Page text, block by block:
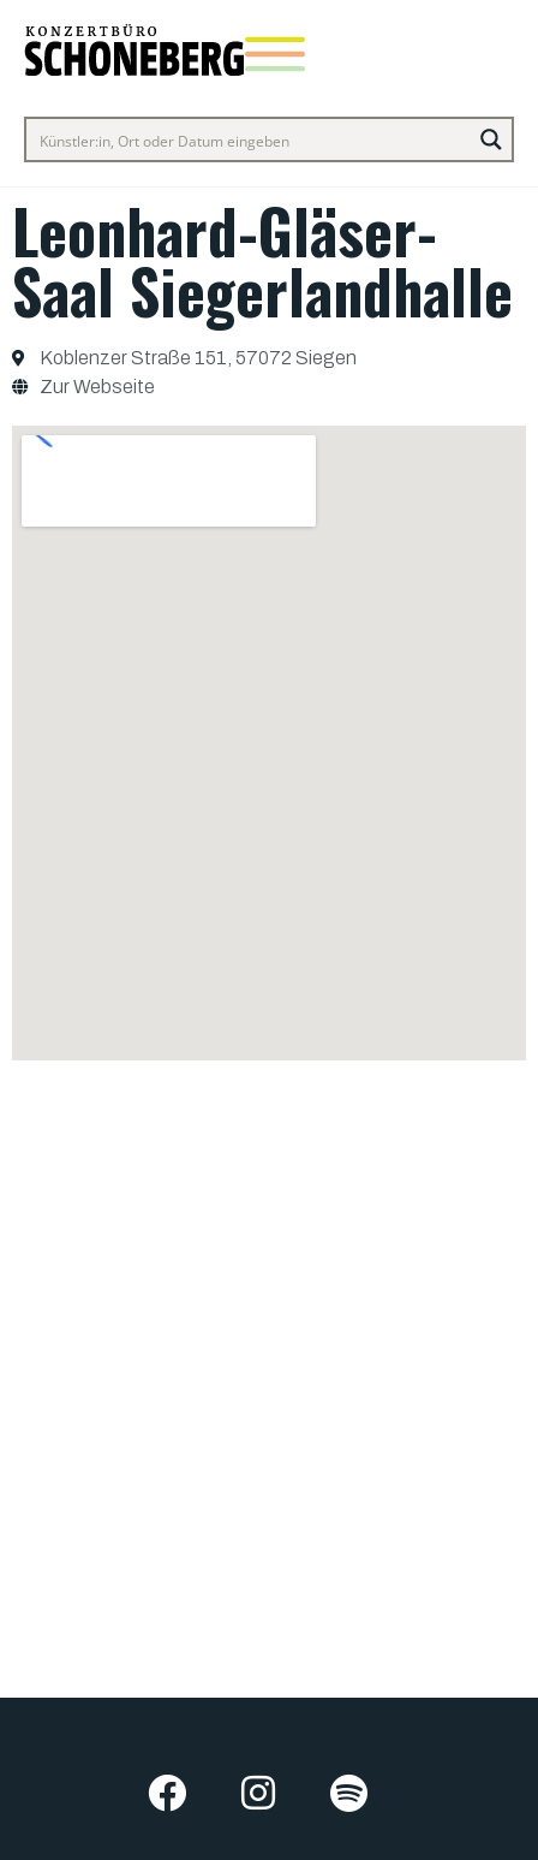
Leonhard-Gläser-
Saal Siegerlandhalle
Koblenzer Straße 151, 57072 Siegen
Zur Webseite